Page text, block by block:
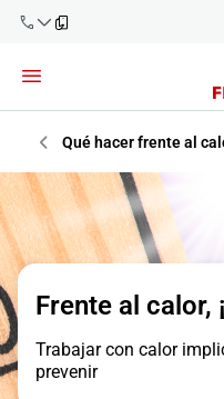
900 61 00
61
+34 91
919 61 61
900 61 00
61
Empresas
Autónomos
Qué hacer frente al
Frente al calor,
Trabajar con calor
prevenir